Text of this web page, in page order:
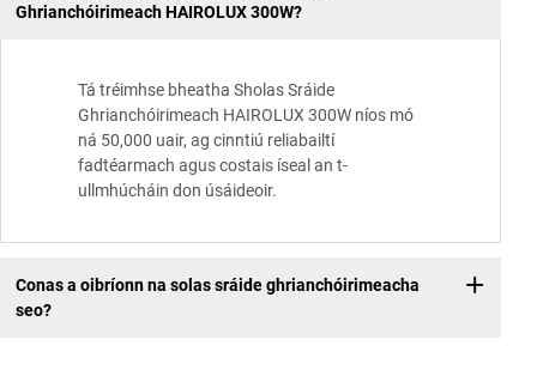
Ghrianchóirimeach HAIROLUX 300W?
Tá tréimhse bheatha Sholas Sráide
Ghrianchóirimeach HAIROLUX 300W níos mó
ná 50,000 uair, ag cinntiú reliabailtí
fadtéarmach agus costais íseal an t-
ullmhúcháin don úsáideoir.
Conas a oibríonn na solas sráide ghrianchóirimeacha
seo?